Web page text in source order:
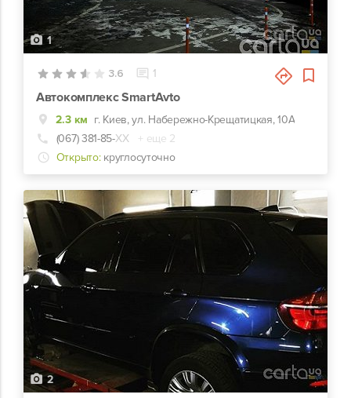
1
3.6 1
Автокомплекс SmartAvto
2.3 км г. Киев, ул. Набережно-Крещатицкая, 10А
(067) 381-85-ХХ
+ еще 2
Открыто: круглосуточно
2